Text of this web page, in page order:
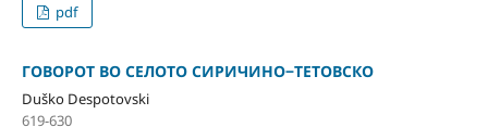
pdf
ГОВОРОТ ВО СЕЛОТО СИРИЧИНО‒ТЕТОВСКО
Duško Despotovski
619-630